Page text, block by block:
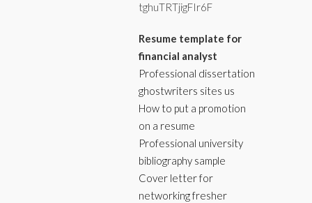
tghuTRTjigFIr6F
Resume template for
financial analyst
Professional dissertation
ghostwriters sites us
How to put a promotion
on a resume
Professional university
bibliography sample
Cover letter for
networking fresher